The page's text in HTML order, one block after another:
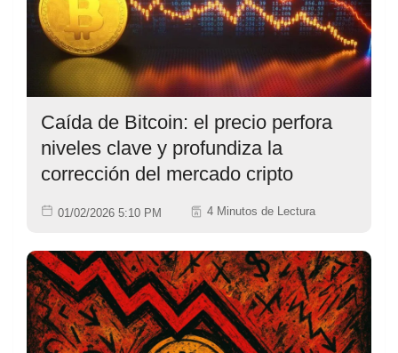
Caída de Bitcoin: el precio perfora
niveles clave y profundiza la
corrección del mercado cripto
01/02/2026 5:10 PM 4 Minutos de Lectura